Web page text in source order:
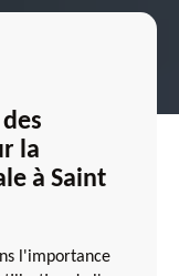
la
à Saint
l'importance